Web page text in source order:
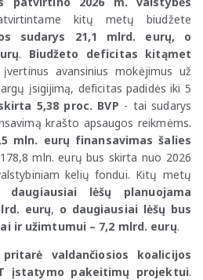
kitų metų biudžete
sudarys 21,1 mlrd. eurų, o
. Biudžeto deficitas kitąmet
avansinius mokėjimus už
įsigijimą, deficitas padidės iki 5
5,38 proc. BVP - tai sudarys
krašto apsaugos reikmėms.
mln. eurų finansavimas šalies
mln. eurų bus skirta nuo 2026
kelių fondui. Kitų metų
daugiausiai lėšų planuojama
eurų, o daugiausiai lėšų bus
ir užimtumui – 7,2 mlrd. eurų.
valdančiosios koalicijos
įstatymo pakeitimų projektui.